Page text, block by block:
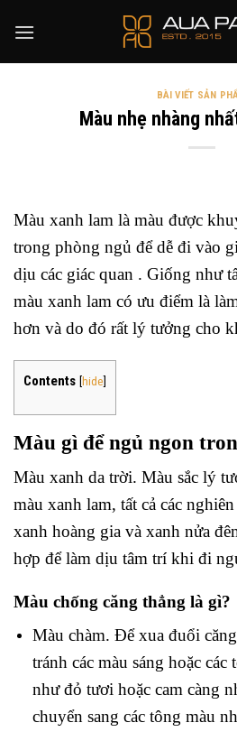
BÀI VIẾT SẢN
Màu nhẹ nhàng
Màu xanh lam là màu được
trong phòng ngủ để dễ đi vào
dịu các giác quan . Giống như
màu xanh lam có ưu điểm là
hơn và do đó rất lý tưởng cho
Contents [hide]
Màu gì để ngủ ngon
Màu xanh da trời. Màu sắc lý
màu xanh lam, tất cả các
xanh hoàng gia và xanh nửa
hợp để làm dịu tâm trí khi đi
Màu chống căng thẳng là gì?
Màu chàm. Để xua đuổi
tránh các màu sáng hoặc
như đỏ tươi hoặc cam càng
chuyển sang các tông màu